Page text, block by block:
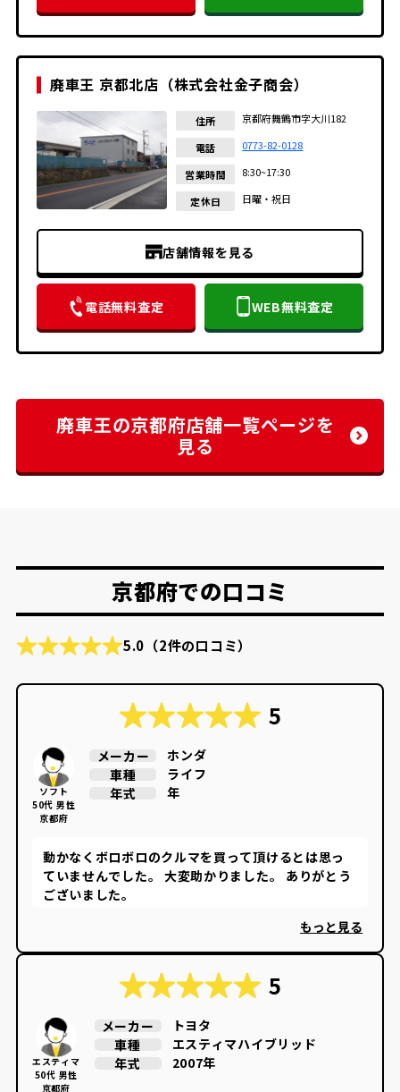
廃車王 京都北店（株式会社金子商会）
住所 京都府舞鶴市字大川182
電話 0773-82-0128
営業時間 8:30~17:30
定休日 日曜・祝日
店舗情報を見る
電話無料査定 WEB無料査定
廃車王の京都府店舗一覧ページを
見る
京都府での口コミ
5.0 （2件の口コミ）
5
ソフト
50代 男性
京都府
メーカー
ホンダ
車種
ライフ
年式
年
動かなくボロボロのクルマを買って頂けるとは思っ
ていませんでした。 大変助かりました。 ありがとう
ございました。
もっと見る
5
エスティマ
50代 男性
京都府
メーカー
トヨタ
車種
エスティマハイブリッド
年式
2007年